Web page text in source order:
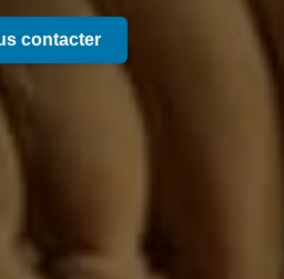
contacter